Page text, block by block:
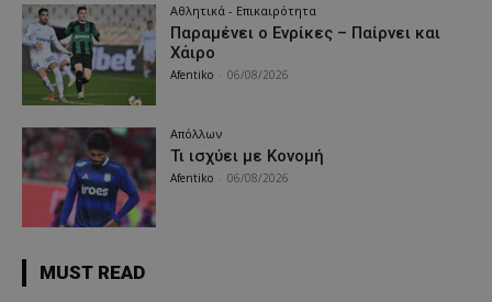
Αθλητικά - Επικαιρότητα
Παραμένει ο Ενρίκες – Παίρνει και
Χάιρο
Afentiko 06/08/2026
Απόλλων
Τι ισχύει με Κονομή
Afentiko 06/08/2026
MUST READ